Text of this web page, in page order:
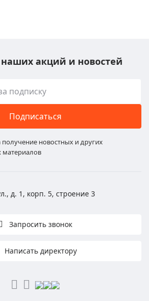
наших акций и новостей
Подписаться
получение новостных и других
д. 1, корп. 5, строение 3
Запросить звонок
Написать директору